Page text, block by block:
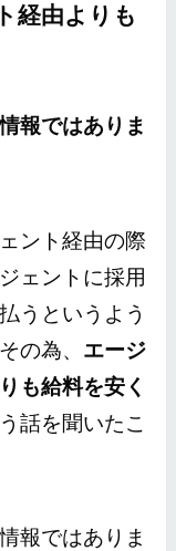
経由よりも
報ではありま
ント経由の際
ェントに採用
うというよう
の為、 エージ
も給料を安く
話を聞いたこ
報ではありま